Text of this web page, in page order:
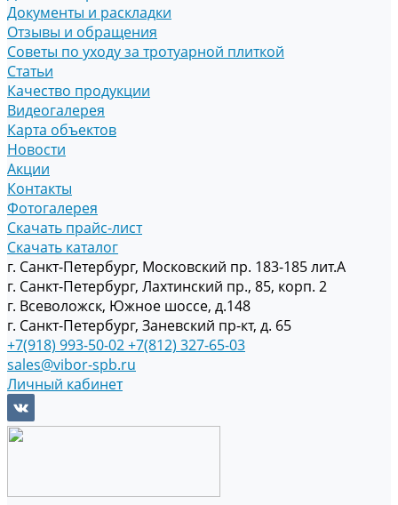
Документы и раскладки
Отзывы и обращения
Советы по уходу за тротуарной плиткой
Статьи
Качество продукции
Видеогалерея
Карта объектов
Новости
Акции
Контакты
Фотогалерея
Скачать прайс-лист
Скачать каталог
г. Санкт-Петербург, Московский пр. 183-185 лит.А
г. Санкт-Петербург, Лахтинский пр., 85, корп. 2
г. Всеволожск, Южное шоссе, д.148
г. Санкт-Петербург, Заневский пр-кт, д. 65
+7(918) 993-50-02+7(812) 327-65-03
sales@vibor-spb.ru
Личный кабинет